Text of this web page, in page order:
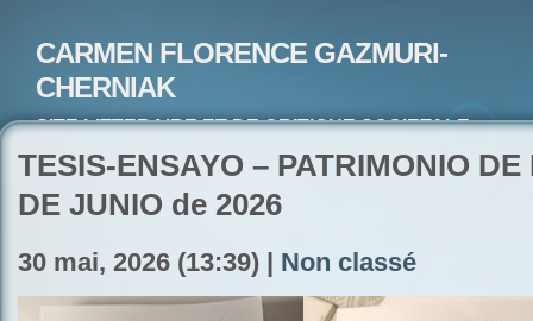
CARMEN FLORENCE GAZMURI-
CHERNIAK
SITE LITTERAIRE ET DE CRITIQUE SOCIETALE-
TESIS-ENSAYO – PATRIMONIO
DE JUNIO de 2026
30 mai, 2026 (13:39) | Non classé